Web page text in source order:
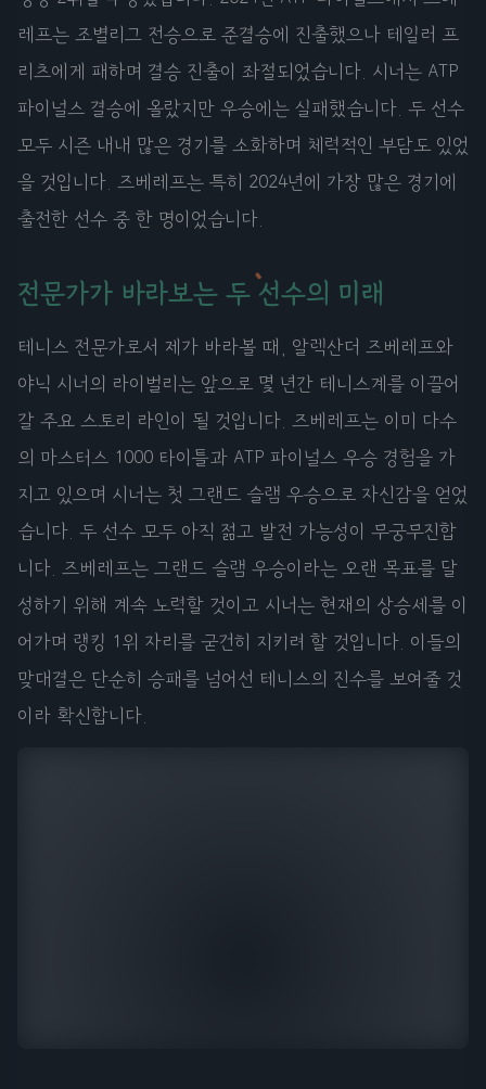
레프는 조별리그 전승으로 준결승에 진출했으나 테일러 프
리츠에게 패하며 결승 진출이 좌절되었습니다. 시너는 ATP
파이널스 결승에 올랐지만 우승에는 실패했습니다. 두 선수
모두 시즌 내내 많은 경기를 소화하며 체력적인 부담도 있었
을 것입니다. 즈베레프는 특히 2024년에 가장 많은 경기에
출전한 선수 중 한 명이었습니다.
전문가가 바라보는 두 선수의 미래
테니스 전문가로서 제가 바라볼 때, 알렉산더 즈베레프와
야닉 시너의 라이벌리는 앞으로 몇 년간 테니스계를 이끌어
갈 주요 스토리 라인이 될 것입니다. 즈베레프는 이미 다수
의 마스터스 1000 타이틀과 ATP 파이널스 우승 경험을 가
지고 있으며 시너는 첫 그랜드 슬램 우승으로 자신감을 얻었
습니다. 두 선수 모두 아직 젊고 발전 가능성이 무궁무진합
니다. 즈베레프는 그랜드 슬램 우승이라는 오랜 목표를 달
성하기 위해 계속 노력할 것이고 시너는 현재의 상승세를 이
어가며 랭킹 1위 자리를 굳건히 지키려 할 것입니다. 이들의
맞대결은 단순히 승패를 넘어선 테니스의 진수를 보여줄 것
이라 확신합니다.